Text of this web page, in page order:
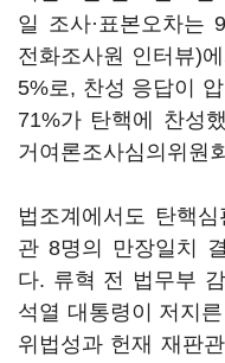
일 조사·표본오차는
전화조사원 인터뷰)
5%로, 찬성 응답이
71%가 탄핵에 찬성
거여론조사심의위원
법조계에서도 탄핵
관 8명의 만장일치
다. 류혁 전 법무부
석열 대통령이 저지
위법성과 헌재 재판